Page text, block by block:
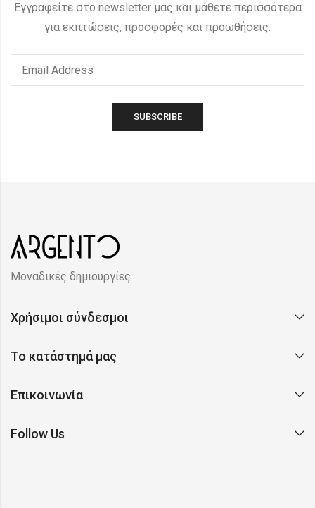
Εγγραφείτε στο newsletter μας και μάθετε περισσότερα
για εκπτώσεις, προσφορές και προωθήσεις.
Μοναδικές δημιουργίες
Χρήσιμοι σύνδεσμοι
Το κατάστημά μας
Επικοινωνία
Follow Us